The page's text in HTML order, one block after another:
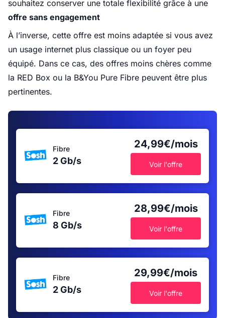
souhaitez conserver une totale flexibilité grâce à une
offre sans engagement
À l’inverse, cette offre est moins adaptée si vous avez
un usage internet plus classique ou un foyer peu
équipé. Dans ce cas, des offres moins chères comme
la RED Box ou la B&You Pure Fibre peuvent être plus
pertinentes.
Fibre
2 Gb/s
24,99€/mois
Voir l'offre
Fibre
8 Gb/s
28,99€/mois
Voir l'offre
Fibre
2 Gb/s
29,99€/mois
Voir l'offre